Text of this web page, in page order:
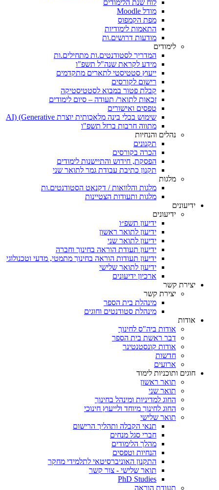
לוח שנת הלימודים
מודל Moodle
מפת הקמפוס
התאמות לימודיות
מודעות דרושים.ות
לימודים
המדריך לסטודנטים.ות מתחילים.ות
מידע לקראת שנה"ל תשפ"ו
ייעוץ סטטיסטי לתארים מתקדמים
רישום לקורסים
קבלת פטור במבוא לסטטיסטיקה
זכאות לתואר/ תעודה – סיום לימודים
טפסים ואישורים
שימוש בכלי בינה מלאכותית יוצרת AI) (Generative
מתווה חרבות ברזל תשפ"ו
נהלים והנחיות
תקנונים
הכרה בקורסים
הפסקת, חידוש והתיישנות לימודים
תקנון כתיבת עבודת גמר לתואר שני
מלגות
מלגות והלוואות / דקנאט הסטודנטים.ות
מלגות ותעודות הצטיינות
ידיעונים
ידיעונים
ידיעון תשפ״ו
ידיעון לתואר ראשון
ידיעון לתואר שני
ידיעון תעודת הוראה בחינוך וחברה
ידיעון תעודות הוראה בחינוך מתמטי, מדעי וטכנולוגי
ידיעון לתואר שלישי
ארכיון ידיעונים
יצירת קשר
יצירת קשר
מינהלת בית הספר
מינהלת סטודנטים וחוגים
אודות
אודות ביה"ס לחינוך
דבר ראשת בית הספר
אודות קונסטנטינר
חדשות
ארועים
חוגים ותוכניות לימוד
תואר ראשון
תואר שני
החוג למדיניות ומינהל בחינוך
החוג לחינוך מיוחד ולייעוץ חינוכי
תואר שלישי
תנאי הקבלה ותהליך הרישום
חברי סגל מנחים
מהלך הלימודים
הנחיות וטפסים
התקנון האוניברסיטאי לתלמידי מחקר
תואר שלישי - צור קשר
PhD Studies
תעודת הוראה